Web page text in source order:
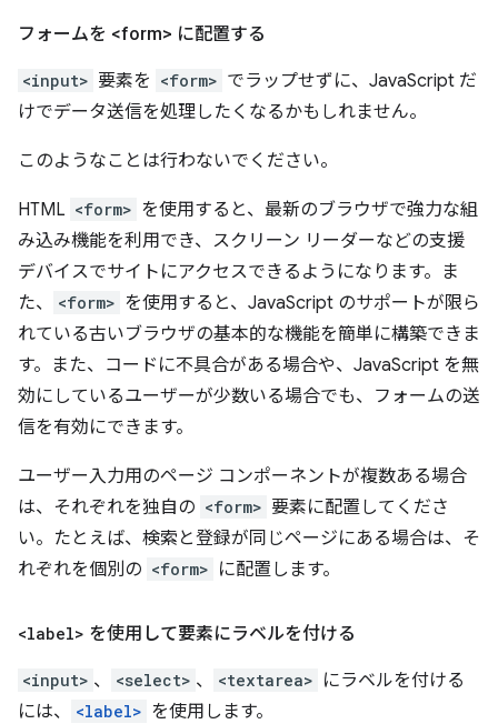
フォームを <form> に配置する
<input> 要素を <form> でラップせずに、JavaScript だ
けでデータ送信を処理したくなるかもしれません。
このようなことは行わないでください。
HTML <form> を使用すると、最新のブラウザで強力な組
み込み機能を利用でき、スクリーン リーダーなどの支援
デバイスでサイトにアクセスできるようになります。ま
た、
<form> を使用すると、JavaScript のサポートが限ら
れている古いブラウザの基本的な機能を簡単に構築できま
す。また、コードに不具合がある場合や、JavaScript を無
効にしているユーザーが少数いる場合でも、フォームの送
信を有効にできます。
ユーザー入力用のページ コンポーネントが複数ある場合
は、それぞれを独自の <form> 要素に配置してくださ
い。たとえば、検索と登録が同じページにある場合は、そ
れぞれを個別の <form> に配置します。
<label> を使用して要素にラベルを付ける
<input> 、 <select> 、 <textarea> にラベルを付ける
には、
<label> を使用します。